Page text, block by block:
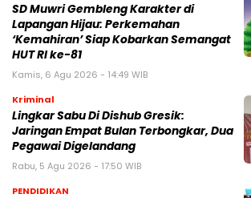
SD Muwri Gembleng Karakter di
Lapangan Hijau: Perkemahan
‘Kemahiran’ Siap Kobarkan Semangat
HUT RI ke-81
Kamis, 6 Agu 2026 - 14:49 WIB
Kriminal
Lingkar Sabu Di Dishub Gresik:
Jaringan Empat Bulan Terbongkar, Dua
Pegawai Digelandang
Rabu, 5 Agu 2026 - 17:50 WIB
PENDIDIKAN